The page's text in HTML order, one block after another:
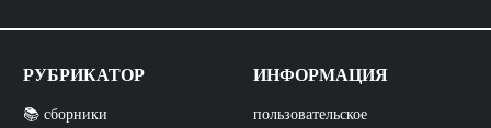
РУБРИКАТОР
📚 сборники
ИНФОРМАЦИЯ
пользовательское